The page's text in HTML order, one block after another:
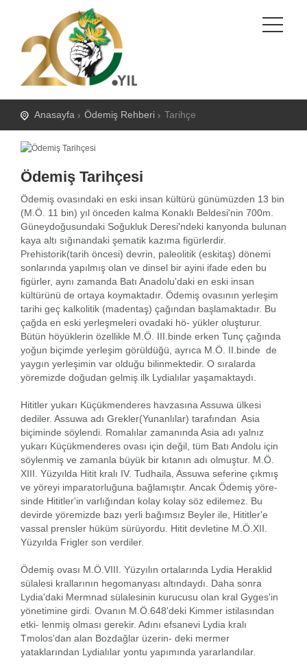
Anasayfa Ödemiş Rehberi Tarihçe
Ödemiş Tarihçesi
Ödemiş ovasındaki en eski insan kültürü günümüzden 13 bin
(M.Ö. 11 bin) yıl önceden kalma Konaklı Beldesi'nin 700m.
Güneydoğusundaki Soğukluk Deresi'ndeki kanyonda bulunan
kaya altı sığınandaki şematik kazıma figürlerdir.
Prehistorik(tarih öncesi) devrin, paleolitik (eskitaş) dönemi
sonlarında yapılmış olan ve dinsel bir ayini ifade eden bu
figürler, aynı zamanda Batı Anadolu'daki en eski insan
kültürünü de ortaya koymaktadır. Ödemiş ovasının yerleşim
tarihi geç kalkolitik (madentaş) çağından başlamaktadır. Bu
çağda en eski yerleşmeleri ovadaki hö- yükler oluşturur.
Bütün höyüklerin özellikle M.Ö. III.binde erken Tunç çağında
yoğun biçimde yerleşim görüldüğü, ayrıca M.Ö. II.binde de
yaygın yerleşimin var olduğu bilinmektedir. O sıralarda
yöremizde doğudan gelmiş ilk Lydialılar yaşamaktaydı.
Hititler yukarı Küçükmenderes havzasına Assuwa ülkesi
dediler. Assuwa adı Grekler(Yunanlılar) tarafından Asia
biçiminde söylendi. Romalılar zamanında Asia adı yalnız
yukarı Küçükmenderes ovası için değil, tüm Batı Andolu için
söylenmiş ve zamanla büyük bir kıtanın adı olmuştur. M.Ö.
XIII. Yüzyılda Hitit kralı IV. Tudhaila, Assuwa seferine çıkmış
ve yöreyi imparatorluğuna bağlamıştır. Ancak Ödemiş yöre-
sinde Hititler'in varlığından kolay kolay söz edilemez. Bu
devirde yöremizde bazı yerli bağımsız Beyler ile, Hititler'e
vassal prensler hüküm sürüyordu. Hitit devletine M.Ö.XII.
Yüzyılda Frigler son verdiler.
Ödemiş ovası M.Ö.VIII. Yüzyılın ortalarında Lydia Heraklid
sülalesi krallarının hegomanyası altındaydı. Daha sonra
Lydia'daki Mermnad sülalesinin kurucusu olan kral Gyges'in
yönetimine girdi. Ovanın M.Ö.648'deki Kimmer istilasından
etki- lenmiş olması gerekir. Adını efsanevi Lydia kralı
Tmolos'dan alan Bozdağlar üzerin- deki mermer
yataklarından Lydialılar yontu yapımında yararlandılar.